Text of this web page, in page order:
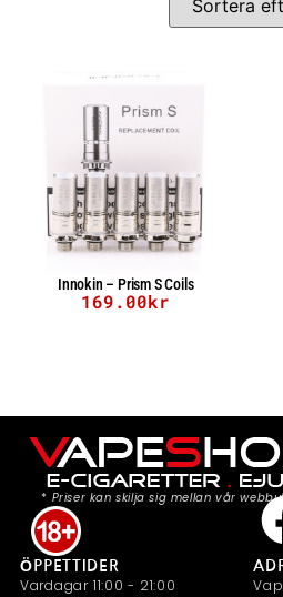
Innokin – Prism S Coils
169.00kr
* Priser kan skilja sig mellan vår
ÖPPETTIDER
Vardagar 11:00 - 21:00